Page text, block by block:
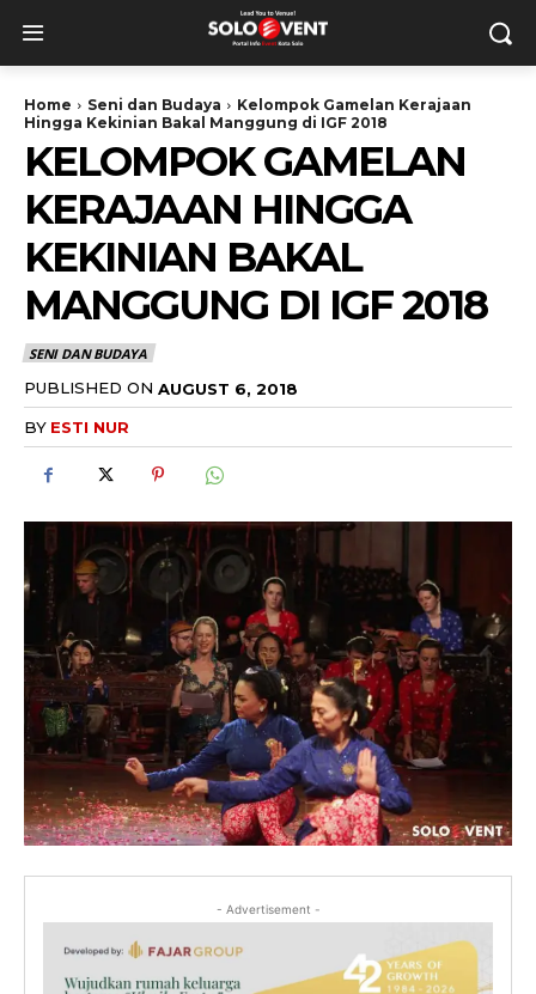
Home Seni dan Budaya
Kelompok Gamelan Kerajaan
Hingga Kekinian Bakal Manggung di IGF 2018
KELOMPOK GAMELAN
KERAJAAN HINGGA
KEKINIAN BAKAL
MANGGUNG DI IGF 2018
SENI DAN BUDAYA
PUBLISHED ON AUGUST 6, 2018
BY ESTI NUR
- Advertisement -